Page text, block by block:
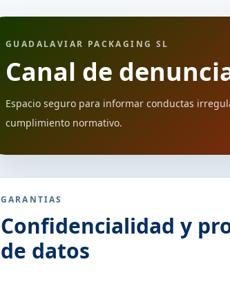
GUADALAVIAR PACKAGING SL
Canal de
Espacio seguro para informar conductas
cumplimiento normativo.
GARANTIAS
Confidencialidad y
de datos